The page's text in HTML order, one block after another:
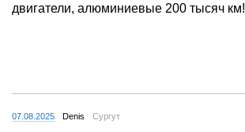
двигатели, алюминиевые 200 тысяч км!
07.08.2025 Denis Сургут